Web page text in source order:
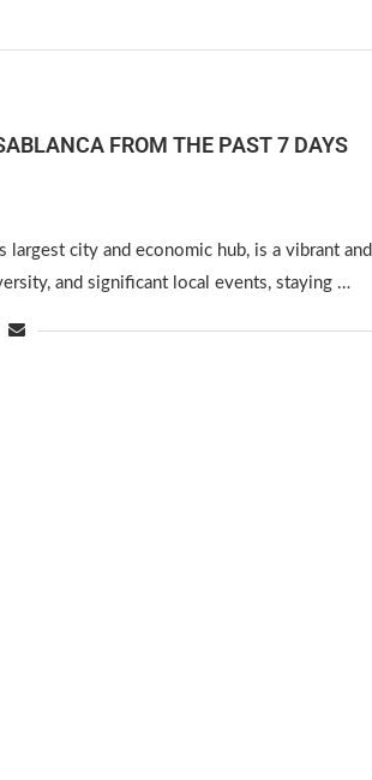
FROM THE PAST 7 DAYS
largest city and economic hub, is a vibrant and
and significant local events, staying …